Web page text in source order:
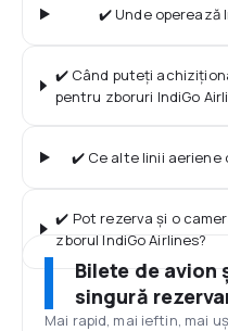
✔️ Unde operează
✔️ Când puteți
pentru zboruri IndiGo
✔️ Ce alte linii aeriene
✔️ Pot rezerva și o
zborul IndiGo Airlines?
Bilete de avion
singură
Mai rapid, mai ieftin, mai